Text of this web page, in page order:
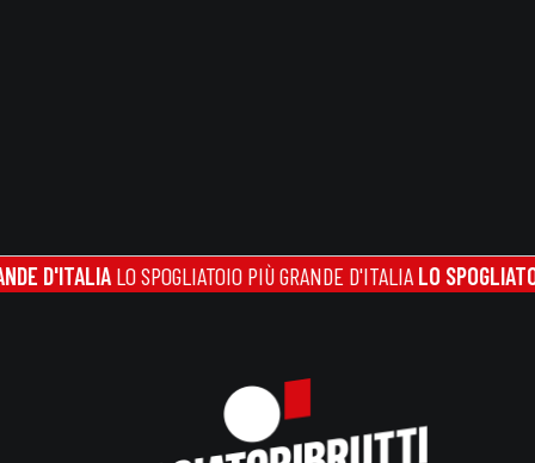
LO SPOGLIATOIO PIÙ GRANDE D'ITALIALO SPOGLIATOIO